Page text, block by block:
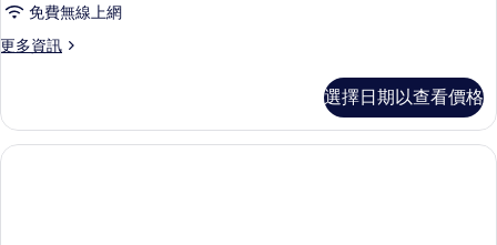
免費無線上網
更多資訊
更
房，
張
選擇日期以查看價格